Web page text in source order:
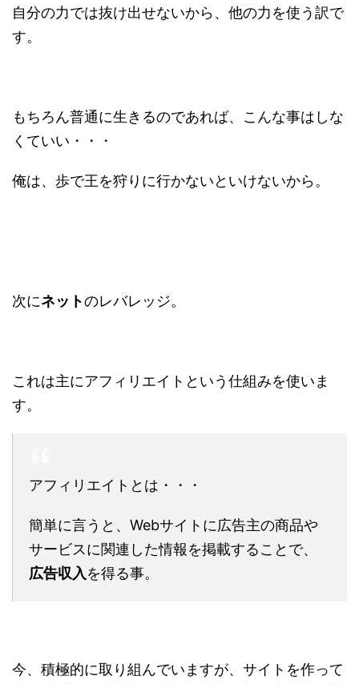
自分の力では抜け出せないから、他の力を使う訳で
す。
もちろん普通に生きるのであれば、こんな事はしな
くていい・・・
俺は、歩で王を狩りに行かないといけないから。
次にネットのレバレッジ。
これは主にアフィリエイトという仕組みを使いま
す。
アフィリエイトとは・・・
簡単に言うと、Webサイト に広告主の商品や
サービスに関連した情報を掲載することで、
広告収入を得る事。
今、積極的に取り組んでいますが、サイトを作って